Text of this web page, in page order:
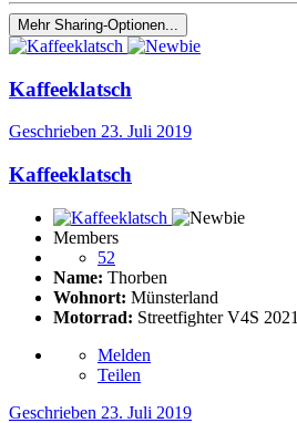
Mehr Sharing-Optionen...
Kaffeeklatsch
Geschrieben 23. Juli 2019
Kaffeeklatsch
Members
52
Name: Thorben
Wohnort: Münsterland
Motorrad: Streetfighter V4S 2021
Melden
Teilen
Geschrieben 23. Juli 2019